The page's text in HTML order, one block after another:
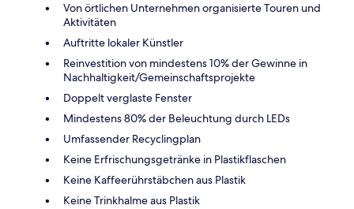
Von örtlichen Unternehmen organisierte Touren und
Aktivitäten
Auftritte lokaler Künstler
Reinvestition von mindestens 10% der Gewinne in
Nachhaltigkeit/Gemeinschaftsprojekte
Doppelt verglaste Fenster
Mindestens 80% der Beleuchtung durch LEDs
Umfassender Recyclingplan
Keine Erfrischungsgetränke in Plastikflaschen
Keine Kaffeerührstäbchen aus Plastik
Keine Trinkhalme aus Plastik